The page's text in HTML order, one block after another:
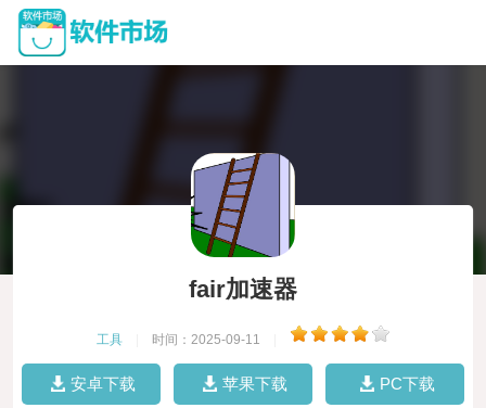
fair加速器
工具 时间：2025-09-11
安卓下载 苹果下载 PC下载